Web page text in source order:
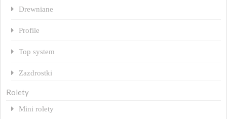
Drewniane
Profile
Top system
Zazdrostki
Rolety
Mini rolety